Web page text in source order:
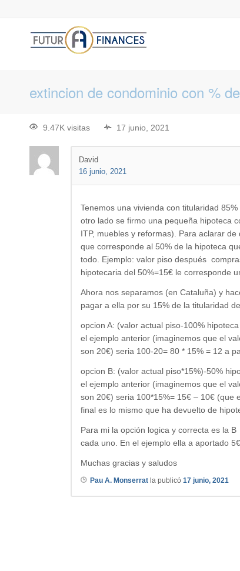
extincion de condominio con %
9.47K visitas 17 junio, 2021
David
16 junio, 2021
Tenemos una vivienda con titularidad
otro lado se firmo una pequeña hipoteca
ITP, muebles y reformas). Para aclarar
que corresponde al 50% de la hipoteca
todo. Ejemplo: valor piso después
hipotecaria del 50%=15€ le corresponde
Ahora nos separamos (en Cataluña) y
pagar a ella por su 15% de la titularidad
opcion A: (valor actual piso-100%
el ejemplo anterior (imaginemos que el
son 20€) seria 100-20= 80 * 15% = 12 a
opcion B: (valor actual piso*15%)-50%
el ejemplo anterior (imaginemos que el
son 20€) seria 100*15%= 15€ – 10€ (que
final es lo mismo que ha devuelto de
Para mi la opción logica y correcta es la
cada uno. En el ejemplo ella a aportado
Muchas gracias y saludos
Pau A. Monserrat la publicó 17 junio, 2021